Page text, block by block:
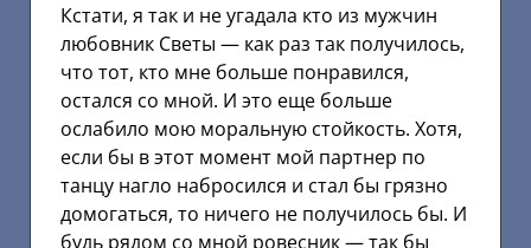
Кстати, я так и не угадала кто из мужчин
любовник Светы — как раз так получилось,
что тот, кто мне больше понравился,
остался со мной. И это еще больше
ослабило мою моральную стойкость. Хотя,
если бы в этот момент мой партнер по
танцу нагло набросился и стал бы грязно
домогаться, то ничего не получилось бы. И
будь рядом со мной ровесник — так бы